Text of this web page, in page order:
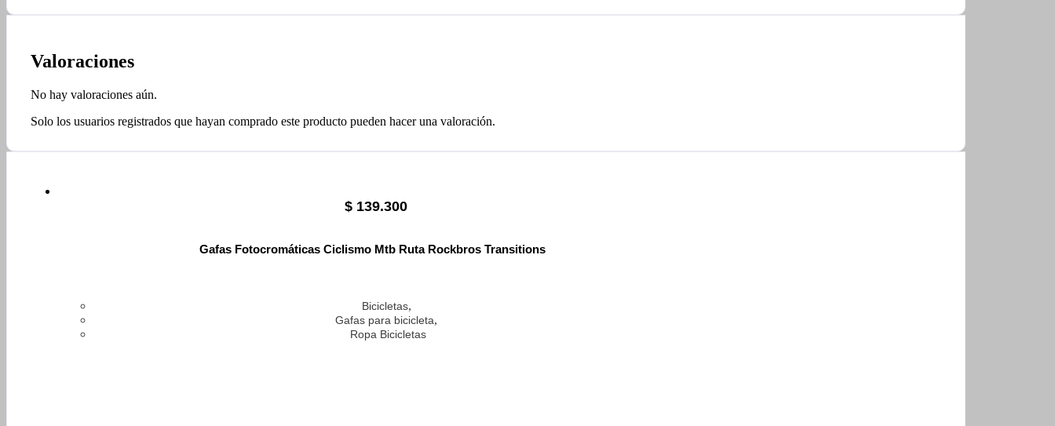
Valoraciones
No hay valoraciones aún.
Solo los usuarios registrados que hayan comprado este producto pueden hacer una valoración.
$ 139.300
Gafas Fotocromáticas Ciclismo Mtb Ruta Rockbros Transitions
Bicicletas,
Gafas para bicicleta,
Ropa Bicicletas